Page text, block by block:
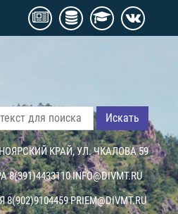
Искать
КРАЙ, УЛ. ЧКАЛОВА 59
8(391)4433110INFO@DIVMT.RU
PRIEM@DIVMT.RU